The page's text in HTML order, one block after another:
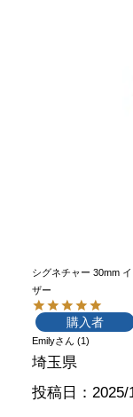
シグネチャー 30mm
ザー
購入者
Emily 1
埼玉県
投稿日
2025/